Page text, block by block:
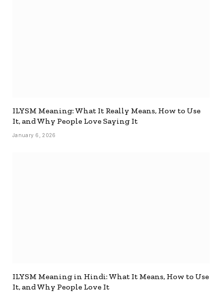
ILYSM Meaning: What It Really Means, How to Use
It, and Why People Love Saying It
January 6, 2026
ILYSM Meaning in Hindi: What It Means, How to Use
It, and Why People Love It